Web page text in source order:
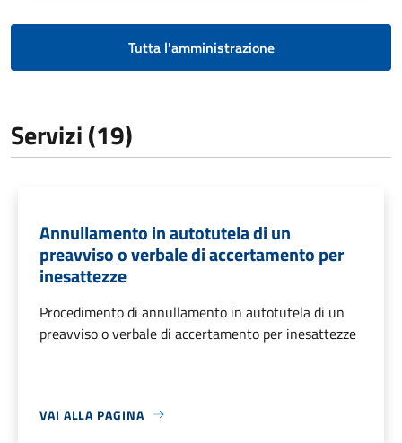
Tutta l'amministrazione
Servizi (19)
Annullamento in autotutela di un
preavviso o verbale di accertamento per
inesattezze
Procedimento di annullamento in autotutela di un
preavviso o verbale di accertamento per inesattezze
VAI ALLA PAGINA